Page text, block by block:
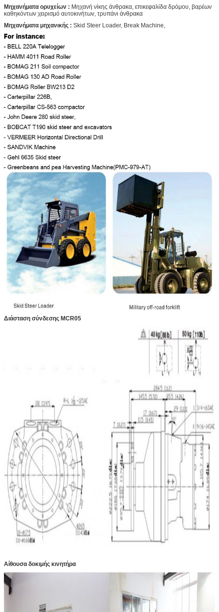
Μηχανήματα ορυχείων : Μηχανή νίκης άνθρακα, επικεφαλίδα δρόμου, βαρέων
καθηκόντων χειρισμό αυτοκινήτων, τρυπάνι άνθρακα
Μηχανήματα μηχανικής : Skid Steer Loader, Break Machine,
Διάσταση σύνδεσης MCR05
Αίθουσα δοκιμής κινητήρα